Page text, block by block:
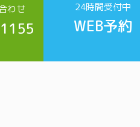
わせ 24時間受付中
WEB予約